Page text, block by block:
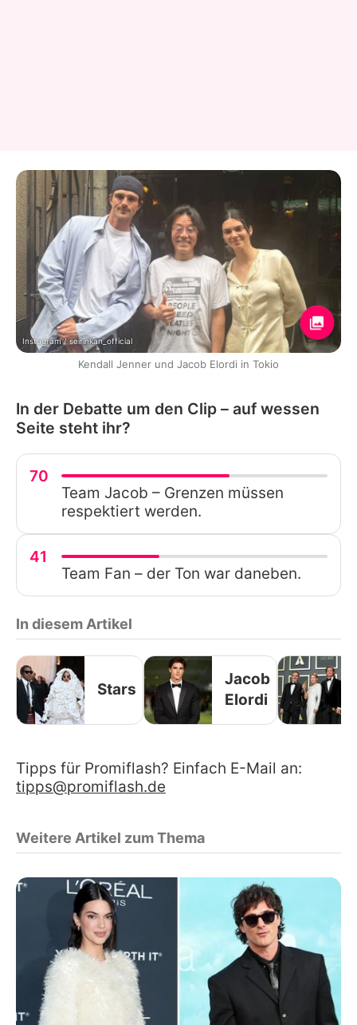
Instagram / seirinkan_official
Kendall Jenner und Jacob Elordi in Tokio
In der Debatte um den Clip – auf wessen
Seite steht ihr?
70
Team Jacob – Grenzen müssen
respektiert werden.
41
Team Fan – der Ton war daneben.
In diesem Artikel
Stars
Jacob
Elordi
Tipps für Promiflash? Einfach E-Mail an:
tipps@promiflash.de
Weitere Artikel zum Thema